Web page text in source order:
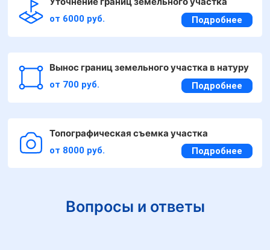
от 6000 руб. Подробнее
Вынос границ земельного участка в натуру
от 700 руб. Подробнее
Топографическая съемка участка
от 8000 руб. Подробнее
Вопросы и ответы